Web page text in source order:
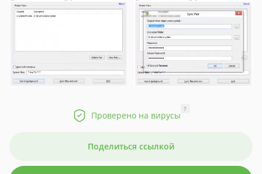
Проверено на вирусы
?
Поделиться ссылкой